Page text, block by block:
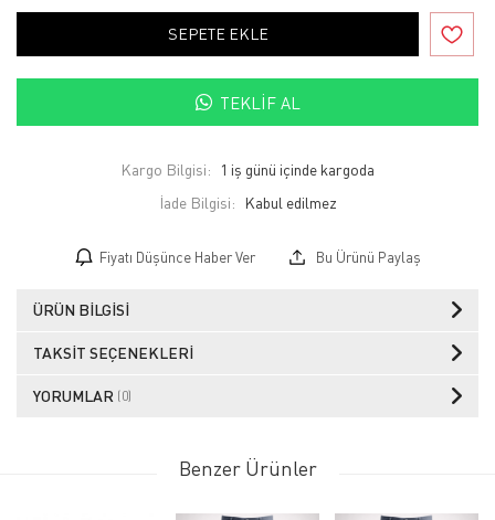
SEPETE EKLE
TEKLIF AL
Kargo Bilgisi:
1 iş günü içinde kargoda
İade Bilgisi:
Fiyatı Düşünce Haber Ver Bu Ürünü Paylaş
ÜRÜN BILGISI
TAKSIT SEÇENEKLERI
YORUMLAR (0)
Benzer Ürünler